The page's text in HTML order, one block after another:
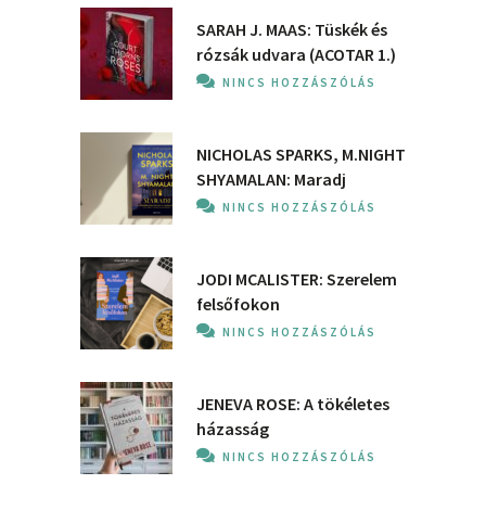
SARAH J. MAAS: Tüskék és
rózsák udvara (ACOTAR 1.)
NINCS HOZZÁSZÓLÁS
NICHOLAS SPARKS, M.NIGHT
SHYAMALAN: Maradj
NINCS HOZZÁSZÓLÁS
JODI MCALISTER: Szerelem
felsőfokon
NINCS HOZZÁSZÓLÁS
JENEVA ROSE: A ​tökéletes
házasság
NINCS HOZZÁSZÓLÁS